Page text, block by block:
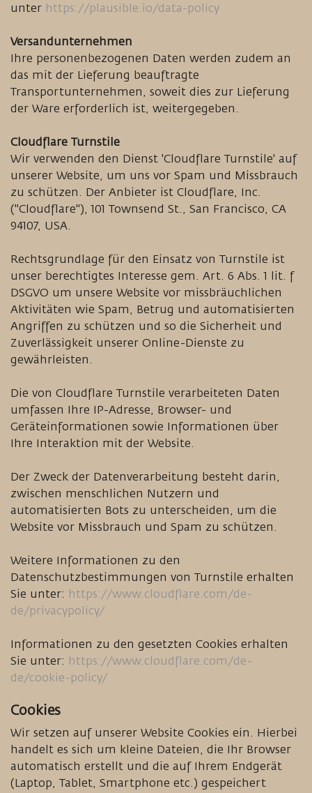
unter https://plausible.io/data-policy
Versandunternehmen
Ihre personenbezogenen Daten werden zudem an
das mit der Lieferung beauftragte
Transportunternehmen, soweit dies zur Lieferung
der Ware erforderlich ist, weitergegeben.
Cloudflare Turnstile
Wir verwenden den Dienst 'Cloudflare Turnstile' auf
unserer Website, um uns vor Spam und Missbrauch
zu schützen. Der Anbieter ist Cloudflare, Inc.
("Cloudflare"), 101 Townsend St., San Francisco, CA
94107, USA.
Rechtsgrundlage für den Einsatz von Turnstile ist
unser berechtigtes Interesse gem. Art. 6 Abs. 1 lit. f
DSGVO um unsere Website vor missbräuchlichen
Aktivitäten wie Spam, Betrug und automatisierten
Angriffen zu schützen und so die Sicherheit und
Zuverlässigkeit unserer Online-Dienste zu
gewährleisten.
Die von Cloudflare Turnstile verarbeiteten Daten
umfassen Ihre IP-Adresse, Browser- und
Geräteinformationen sowie Informationen über
Ihre Interaktion mit der Website.
Der Zweck der Datenverarbeitung besteht darin,
zwischen menschlichen Nutzern und
automatisierten Bots zu unterscheiden, um die
Website vor Missbrauch und Spam zu schützen.
Weitere Informationen zu den
Datenschutzbestimmungen von Turnstile erhalten
Sie unter: https://www.cloudflare.com/de-
de/privacypolicy/
Informationen zu den gesetzten Cookies erhalten
Sie unter: https://www.cloudflare.com/de-
de/cookie-policy/
Cookies
Wir setzen auf unserer Website Cookies ein. Hierbei
handelt es sich um kleine Dateien, die Ihr Browser
automatisch erstellt und die auf Ihrem Endgerät
(Laptop, Tablet, Smartphone etc.) gespeichert